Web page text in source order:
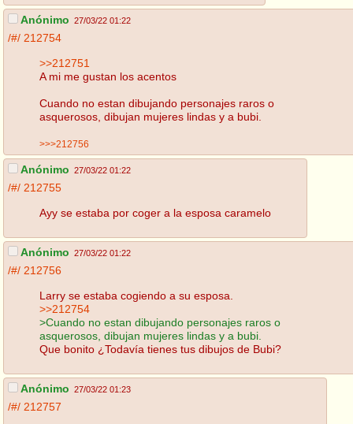
Anónimo 27/03/22 01:22
/#/ 212754
>>212751
A mi me gustan los acentos
Cuando no estan dibujando personajes raros o
asquerosos, dibujan mujeres lindas y a bubi.
>>>212756
Anónimo 27/03/22 01:22
/#/ 212755
Ayy se estaba por coger a la esposa caramelo
Anónimo 27/03/22 01:22
/#/ 212756
Larry se estaba cogiendo a su esposa.
>>212754
>Cuando no estan dibujando personajes raros o
asquerosos, dibujan mujeres lindas y a bubi.
Que bonito ¿Todavía tienes tus dibujos de Bubi?
Anónimo 27/03/22 01:23
/#/ 212757